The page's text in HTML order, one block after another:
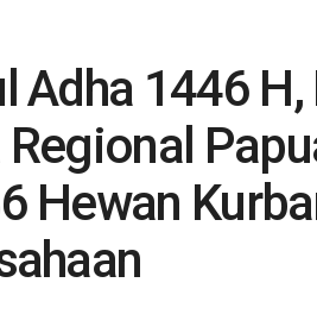
Adha 1446
Hewan